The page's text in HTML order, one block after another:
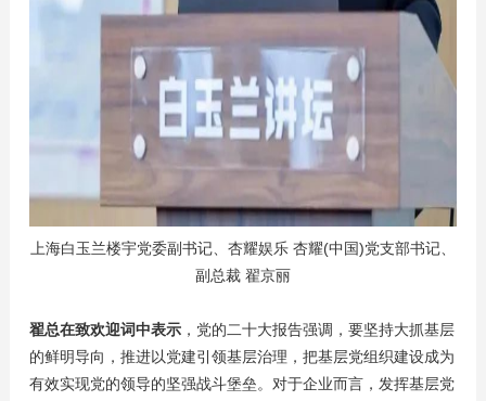
上海白玉兰楼宇党委副书记、杏耀娱乐 杏耀(中国)党支部书记、
副总裁 翟京丽
翟总在致欢迎词中表示，党的二十大报告强调，要坚持大抓基层
的鲜明导向，推进以党建引领基层治理，把基层党组织建设成为
有效实现党的领导的坚强战斗堡垒。对于企业而言，发挥基层党